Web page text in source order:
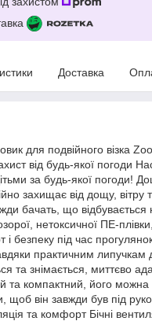
Доставка
для подвійного візка
від будь-якої погоди
за будь-якої погоди!
захищає від дощу, вітру
бачать, що відбувається
нетоксичної ПЕ-
безпеку під час
практичним липучкам
та знімається, миттєво
та компактний, його
щоб він завжди був під
та комфорт Бічні